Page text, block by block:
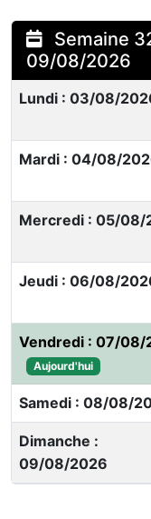
Semaine
09/08/2026
Lundi : 03/08/
Mardi : 04/08/
Mercredi : 05/08/
Jeudi : 06/08/
Vendredi : 07/08/
Aujourd'hui
Samedi : 08/08/
Dimanche :
09/08/2026